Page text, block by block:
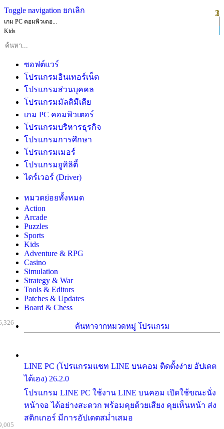
Toggle navigation ยกเลิก
เกม PC คอมพิวเตอ...
Kids
ซอฟต์แวร์
โปรแกรมอินเทอร์เน็ต
โปรแกรมส่วนบุคคล
โปรแกรมมัลติมีเดีย
เกม PC คอมพิวเตอร์
โปรแกรมบริหารธุรกิจ
โปรแกรมการศึกษา
โปรแกรมเมอร์
โปรแกรมยูทิลิตี้
ไดร์เวอร์ (Driver)
หมวดย่อยทั้งหมด
Action
Arcade
Puzzles
Sports
Kids
Adventure & RPG
Casino
Simulation
Strategy & War
Tools & Editors
Patches & Updates
Board & Chess
ค้นหาจากหมวดหมู่ โปรแกรม
LINE PC (โปรแกรมแชท LINE บนคอม ติดตั้งง่าย อัปเดต
ได้เอง) 26.2.0
โปรแกรม LINE PC ใช้งาน LINE บนคอม เปิดใช้ขณะนั่ง
หน้าจอ ได้อย่างสะดวก พร้อมคุยด้วยเสียง คุยเห็นหน้า ส่ง
สติกเกอร์ มีการอัปเดตสม่ำเสมอ
1
2
3